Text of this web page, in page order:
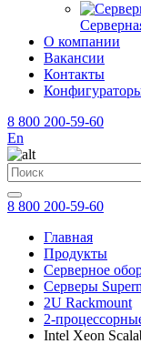
О компании
Вакансии
Контакты
8 800 200-59-60
En
8 800 200-59-60
Главная
Продукты
Серверное
Серверы
2U Rackmount
2-
Intel Xeon